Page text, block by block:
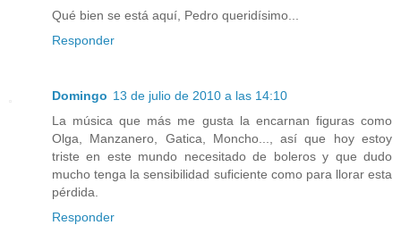
Qué bien se está aquí, Pedro queridísimo...
Responder
Domingo 13 de julio de 2010 a las 14:10
La música que más me gusta la encarnan figuras como
Olga, Manzanero, Gatica, Moncho..., así que hoy estoy
triste en este mundo necesitado de boleros y que dudo
mucho tenga la sensibilidad suficiente como para llorar esta
pérdida.
Responder